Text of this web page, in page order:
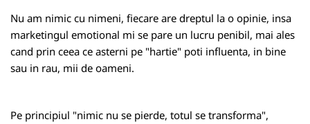
Nu am nimic cu nimeni, fiecare are dreptul la o opinie, insa
marketingul emotional mi se pare un lucru penibil, mai ales
cand prin ceea ce asterni pe "hartie" poti influenta, in bine
sau in rau, mii de oameni.
Pe principiul "nimic nu se pierde, totul se transforma",